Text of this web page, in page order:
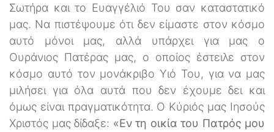
Σωτήρα και το Ευαγγέλιό Του σαν καταστατικό
μας. Να πιστέψουμε ότι δεν είμαστε στον κόσμο
αυτό μόνοι μας, αλλά υπάρχει για μας ο
Ουράνιος Πατέρας μας, ο οποίος έστειλε στον
κόσμο αυτό τον μονάκριβο Υιό Του, για να μας
μιλήσει για όλα αυτά που δεν έχουμε δει και
όμως είναι πραγματικότητα. Ο Κύριός μας Ιησούς
Χριστός μας δίδαξε: «Εν τη οικία του Πατρός μου